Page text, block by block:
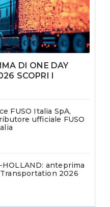
DI ONE DAY
SCOPRI I
FUSO Italia SpA,
ufficiale FUSO
HOLLAND: anteprima
2026